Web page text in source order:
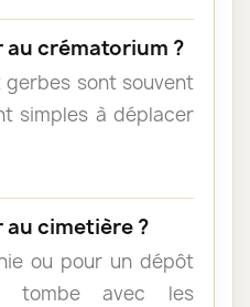
crématorium ?
sont souvent
simples à déplacer
cimetière ?
ou pour un dépôt
tombe avec les